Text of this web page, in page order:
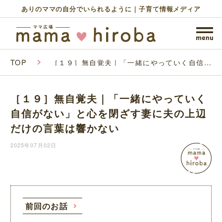
ありのママの自分でいられるように｜子育て情報メディア
TOP ［１９］無自覚夫｜「一緒にやっていく自信が
響かない
［１９］無自覚夫｜「一緒にやっていく
自信がない」と心を閉ざす妻に夫の上辺
だけの言葉は響かない
2025年07月02日
前回のお話